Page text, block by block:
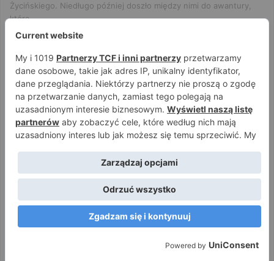
Życińskiego. Niedługo później doszło między nimi do awantury,
którą…
Czytaj więcej
18 maja 2025 0 3 661
Przetrwał walkę z 12. rywalami [WIDEO]